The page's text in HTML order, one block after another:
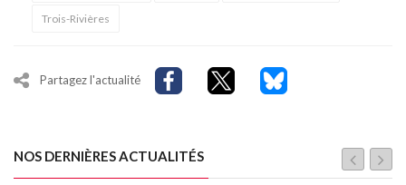
Trois-Rivières
Partagez l'actualité
NOS DERNIÈRES ACTUALITÉS